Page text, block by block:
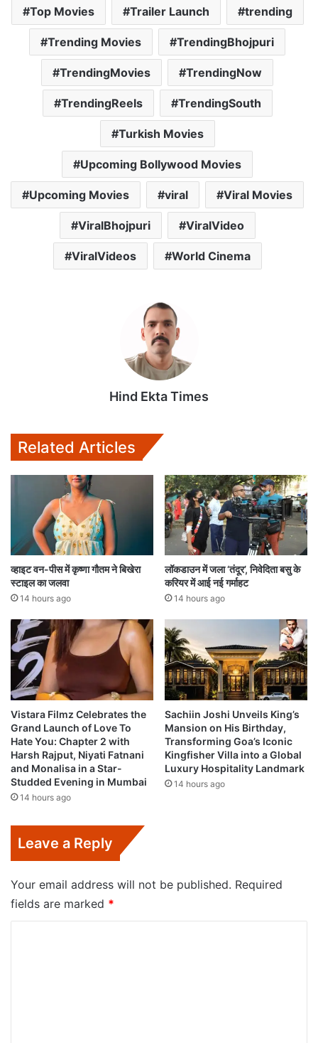
Top Movies Trailer Launch trending
Trending Movies TrendingBhojpuri
TrendingMovies TrendingNow
TrendingReels TrendingSouth
Turkish Movies
Upcoming Bollywood Movies
Upcoming Movies viral Viral Movies
ViralBhojpuri ViralVideo
ViralVideos World Cinema
Hind Ekta Times
Related Articles
व्हाइट वन-पीस में कृष्णा गौतम ने बिखेरा
स्टाइल का जलवा
14 hours ago
लॉकडाउन में जला ‘तंदूर’, निवेदिता बसु के
करियर में आई नई गर्माहट
14 hours ago
Vistara Filmz Celebrates the
Grand Launch of Love To
Hate You: Chapter 2 with
Harsh Rajput, Niyati Fatnani
and Monalisa in a Star-
Studded Evening in Mumbai
14 hours ago
Sachiin Joshi Unveils King’s
Mansion on His Birthday,
Transforming Goa’s Iconic
Kingfisher Villa into a Global
Luxury Hospitality Landmark
14 hours ago
Leave a Reply
Your email address will not be published. Required
fields are marked *